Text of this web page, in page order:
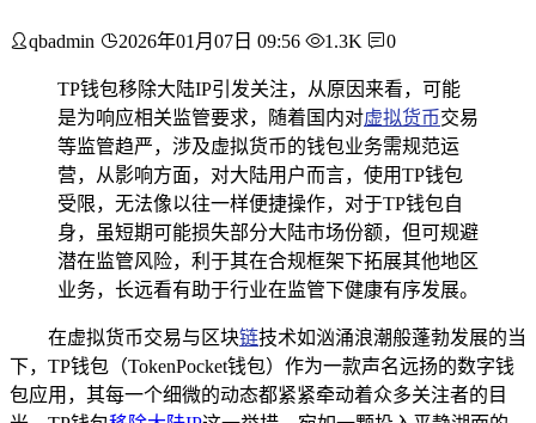
qbadmin 2026年01月07日 09:56 1.3K 0
TP钱包移除大陆IP引发关注，从原因来看，可能
是为响应相关监管要求，随着国内对虚拟货币交易
等监管趋严，涉及虚拟货币的钱包业务需规范运
营，从影响方面，对大陆用户而言，使用TP钱包
受限，无法像以往一样便捷操作，对于TP钱包自
身，虽短期可能损失部分大陆市场份额，但可规避
潜在监管风险，利于其在合规框架下拓展其他地区
业务，长远看有助于行业在监管下健康有序发展。
在虚拟货币交易与区块链技术如汹涌浪潮般蓬勃发展的当
下，TP钱包（TokenPocket钱包）作为一款声名远扬的数字钱
包应用，其每一个细微的动态都紧紧牵动着众多关注者的目